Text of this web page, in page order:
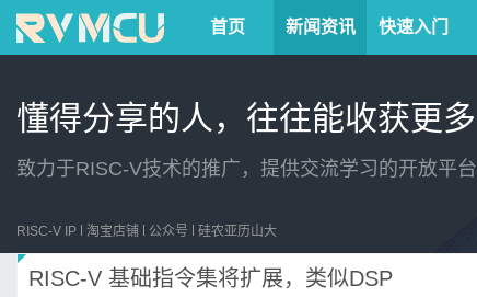
首页 新闻资讯 快速入门
懂得分享的人，往往能收获更多
致力于RISC-V技术的推广，提供交流学习的开放平台
RISC-V IP 淘宝店铺 公众号 硅农亚历山大
RISC-V 基础指令集将扩展，类似DSP